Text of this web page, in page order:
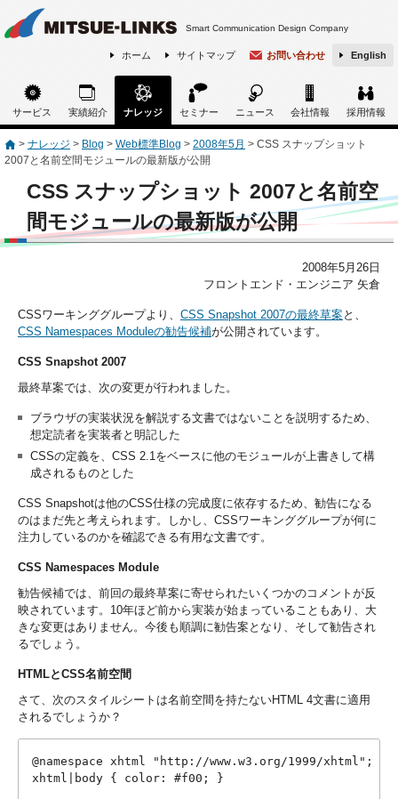
Smart Communication Design Company
ホーム サイトマップ お問い合わせ English
サービス 実績紹介 ナレッジ セミナー ニュース 会社情報 採用情報
> ナレッジ > Blog > Web標準Blog > 2008年5月 > CSS スナップショット
2007と名前空間モジュールの最新版が公開
CSS スナップショット 2007と名前空
間モジュールの最新版が公開
2008年5月26日
フロントエンド・エンジニア 矢倉
CSSワーキンググループより、 CSS Snapshot 2007の最終草案と、
CSS Namespaces Moduleの勧告候補が公開されています。
CSS Snapshot 2007
最終草案では、次の変更が行われました。
ブラウザの実装状況を解説する文書ではないことを説明するため、
想定読者を実装者と明記した
CSSの定義を、CSS 2.1をベースに他のモジュールが上書きして構
成されるものとした
CSS Snapshotは他のCSS仕様の完成度に依存するため、勧告になる
のはまだ先と考えられます。しかし、CSSワーキンググループが何に
注力しているのかを確認できる有用な文書です。
CSS Namespaces Module
勧告候補では、前回の最終草案に寄せられたいくつかのコメントが反
映されています。10年ほど前から実装が始まっていることもあり、大
きな変更はありません。今後も順調に勧告案となり、そして勧告され
るでしょう。
HTMLとCSS名前空間
さて、次のスタイルシートは名前空間を持たないHTML 4文書に適用
されるでしょうか？
@namespace xhtml "http://www.w3.org/1999/xhtml";
xhtml|body { color: #f00; }